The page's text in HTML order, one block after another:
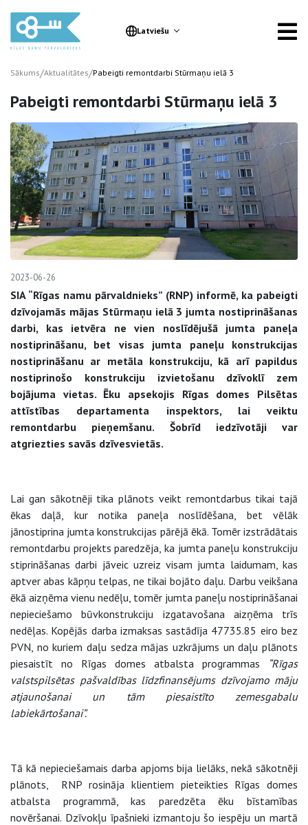
Latviešu
Sākums/Aktualitātes/Pabeigti remontdarbi Stūrmaņu ielā 3
Pabeigti remontdarbi Stūrmaņu ielā 3
2023-06-26
SIA “Rīgas namu pārvaldnieks” (RNP) informē, ka pabeigti
dzīvojamās mājas Stūrmaņu ielā 3 jumta nostiprināšanas
darbi, kas ietvēra ne vien noslīdējušā jumta paneļa
nostiprināšanu, bet visas jumta paneļu konstrukcijas
nostiprināšanu ar metāla konstrukciju, kā arī papildus
nostiprinošo konstrukciju izvietošanu dzīvoklī zem
bojājuma vietas. Ēku apsekojis Rīgas domes Pilsētas
attīstības departamenta inspektors, lai veiktu
remontdarbu pieņemšanu. Šobrīd iedzīvotāji var
atgriezties savās dzīvesvietās.
Lai gan sākotnēji tika plānots veikt remontdarbus tikai tajā
ēkas daļā, kur notika paneļa noslīdēšana, bet vēlāk
jānostiprina jumta konstrukcijas pārējā ēkā. Tomēr izstrādātais
remontdarbu projekts paredzēja, ka jumta paneļu konstrukciju
stiprināšanas darbi jāveic uzreiz visam jumta laidumam, kas
aptver abas kāpņu telpas, ne tikai bojāto daļu. Darbu veikšana
ēkā aizņēma vienu nedēļu, tomēr jumta paneļu nostiprināšanai
nepieciešamo būvkonstrukciju izgatavošana aizņēma trīs
nedēļas. Kopējās darba izmaksas sastādīja 47735.85 eiro bez
PVN, no kuriem daļu sedza mājas uzkrājums un daļu plānots
piesaistīt no Rīgas domes atbalsta programmas
“Rīgas
valstspilsētas pašvaldības līdzfinansējums dzīvojamo māju
atjaunošanai un tām piesaistīto zemesgabalu
labiekārtošanai”.
Tā kā nepieciešamais darba apjoms bija lielāks, nekā sākotnēji
plānots, RNP rosināja klientiem pieteikties Rīgas domes
atbalsta programmā, kas paredzēta ēku bīstamības
novēršanai. Dzīvokļu īpašnieki izmantoju šo iespēju un martā